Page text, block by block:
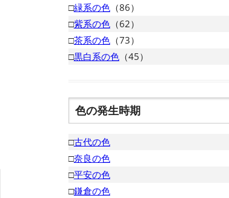
□緑系の色（86）
□紫系の色（62）
□茶系の色（73）
□黒白系の色（45）
色の発生時期
□古代の色
□奈良の色
□平安の色
□鎌倉の色